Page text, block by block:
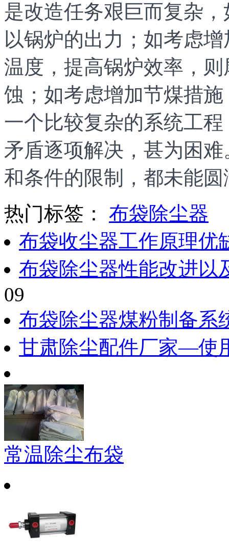
是改造任务艰巨而复杂
以锅炉的出力；如考虑
温度，提高锅炉效率，
蚀；如考虑增加节煤措
一个比较复杂的系统工
矛盾逐项解决，甚为困
和条件的限制，都未能
热门标签： 布袋除尘器
布袋收尘器工作原理优
布袋除尘器性能改进以
09
布袋除尘器煤粉制备系
甘肃除尘配件厂家—使
常温除尘布袋